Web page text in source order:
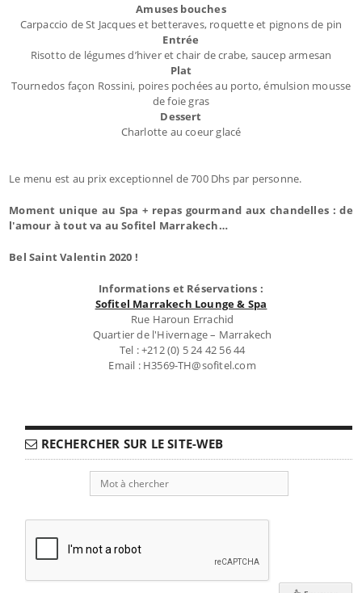
Amuses bouches
Carpaccio de St Jacques et betteraves, roquette et pignons de pin
Entrée
Risotto de légumes d’hiver et chair de crabe, saucep armesan
Plat
Tournedos façon Rossini, poires pochées au porto, émulsion mousse
de foie gras
Dessert
Charlotte au coeur glacé
Le menu est au prix exceptionnel de 700 Dhs par personne.
Moment unique au Spa + repas gourmand aux chandelles : de
l'amour à tout va au Sofitel Marrakech…
Bel Saint Valentin 2020 !
Informations et Réservations :
Sofitel Marrakech Lounge & Spa
Rue Haroun Errachid
Quartier de l'Hivernage – Marrakech
Tel : +212 (0) 5 24 42 56 44
Email : H3569-TH@sofitel.com
RECHERCHER SUR LE SITE-WEB